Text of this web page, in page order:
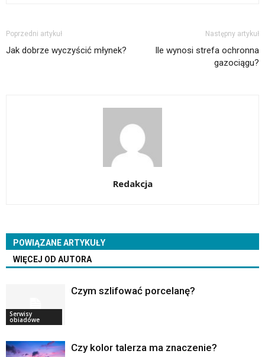
Poprzedni artykuł
Jak dobrze wyczyścić młynek?
Następny artykuł
Ile wynosi strefa ochronna
gazociągu?
Redakcja
POWIĄZANE ARTYKUŁY
WIĘCEJ OD AUTORA
Serwisy
obiadowe
Czym szlifować porcelanę?
Czy kolor talerza ma znaczenie?